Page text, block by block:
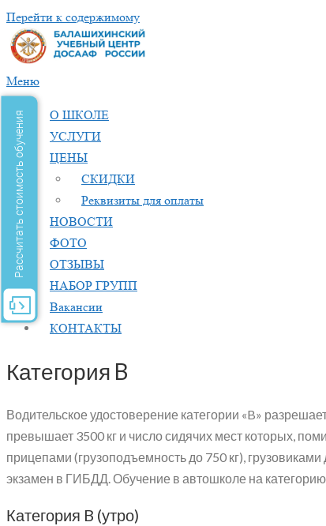
Перейти к содержимому
Меню
О ШКОЛЕ
УСЛУГИ
ЦЕНЫ
СКИДКИ
Реквизиты для оплаты
НОВОСТИ
ФОТО
ОТЗЫВЫ
НАБОР ГРУПП
Вакансии
КОНТАКТЫ
Категория B
Водительское удостоверение категории «B»
превышает 3500 кг и число сидячих мест которых,
прицепами (грузоподъемность до 750 кг),
экзамен в ГИБДД. Обучение в автошколе на
Категория B (утро)
Рассчитать стоимость обучения